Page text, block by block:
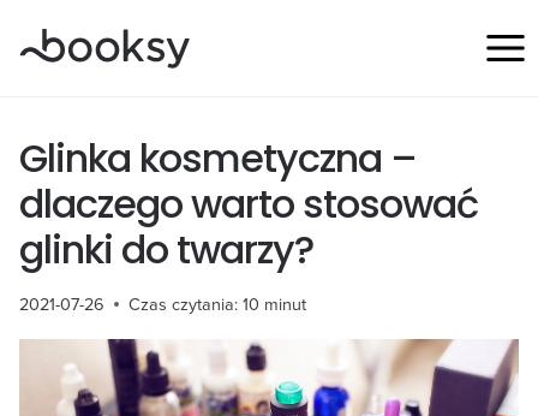
do
Glinka kosmetyczna –
dlaczego warto stosować
glinki do twarzy?
2021-07-26 Czas czytania:10 minut